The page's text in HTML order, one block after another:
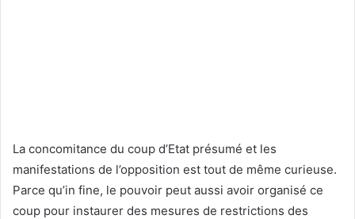
La concomitance du coup d’Etat présumé et les
manifestations de l’opposition est tout de même curieuse.
Parce qu’in fine, le pouvoir peut aussi avoir organisé ce
coup pour instaurer des mesures de restrictions des